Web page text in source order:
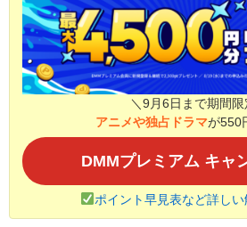
＼9月6日まで期間限
アニメや独占ドラマが550
DMMプレミアム キャ
ポイント早見表など詳し